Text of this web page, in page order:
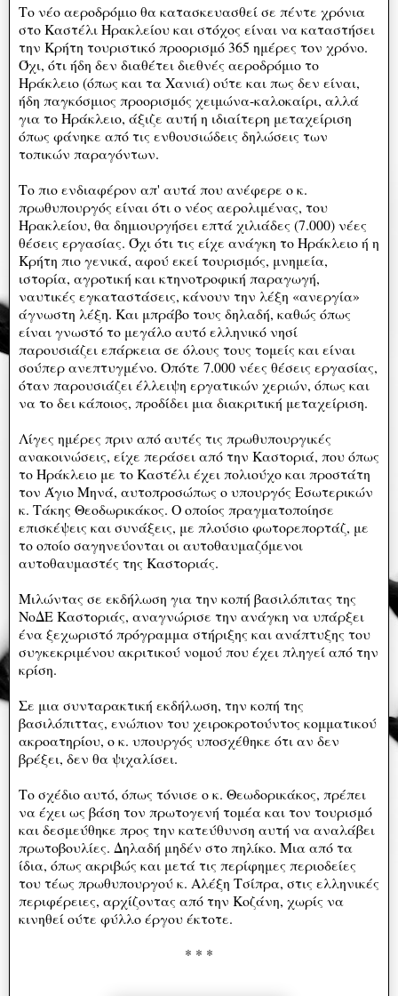
Το νέο αεροδρόμιο θα κατασκευασθεί σε πέντε χρόνια
στο Καστέλι Ηρακλείου και στόχος είναι να καταστήσει
την Κρήτη τουριστικό προορισμό 365 ημέρες τον χρόνο.
Όχι, ότι ήδη δεν διαθέτει διεθνές αεροδρόμιο το
Ηράκλειο (όπως και τα Χανιά) ούτε και πως δεν είναι,
ήδη παγκόσμιος προορισμός χειμώνα-καλοκαίρι, αλλά
για το Ηράκλειο, άξιζε αυτή η ιδιαίτερη μεταχείριση
όπως φάνηκε από τις ενθουσιώδεις δηλώσεις των
τοπικών παραγόντων.
Το πιο ενδιαφέρον απ' αυτά που ανέφερε ο κ.
πρωθυπουργός είναι ότι ο νέος αερολιμένας, του
Ηρακλείου, θα δημιουργήσει επτά χιλιάδες (7.000) νέες
θέσεις εργασίας. Όχι ότι τις είχε ανάγκη το Ηράκλειο ή η
Κρήτη πιο γενικά, αφού εκεί τουρισμός, μνημεία,
ιστορία, αγροτική και κτηνοτροφική παραγωγή,
ναυτικές εγκαταστάσεις, κάνουν την λέξη «ανεργία»
άγνωστη λέξη. Και μπράβο τους δηλαδή, καθώς όπως
είναι γνωστό το μεγάλο αυτό ελληνικό νησί
παρουσιάζει επάρκεια σε όλους τους τομείς και είναι
σούπερ ανεπτυγμένο. Οπότε 7.000 νέες θέσεις εργασίας,
όταν παρουσιάζει έλλειψη εργατικών χεριών, όπως και
να το δει κάποιος, προδίδει μια διακριτική μεταχείριση.
Λίγες ημέρες πριν από αυτές τις πρωθυπουργικές
ανακοινώσεις, είχε περάσει από την Καστοριά, που όπως
το Ηράκλειο με το Καστέλι έχει πολιούχο και προστάτη
τον Άγιο Μηνά, αυτοπροσώπως ο υπουργός Εσωτερικών
κ. Τάκης Θεοδωρικάκος. Ο οποίος πραγματοποίησε
επισκέψεις και συνάξεις, με πλούσιο φωτορεπορτάζ, με
το οποίο σαγηνεύονται οι αυτοθαυμαζόμενοι
αυτοθαυμαστές της Καστοριάς.
Μιλώντας σε εκδήλωση για την κοπή βασιλόπιτας της
ΝοΔΕ Καστοριάς, αναγνώρισε την ανάγκη να υπάρξει
ένα ξεχωριστό πρόγραμμα στήριξης και ανάπτυξης του
συγκεκριμένου ακριτικού νομού που έχει πληγεί από την
κρίση.
Σε μια συνταρακτική εκδήλωση, την κοπή της
βασιλόπιττας, ενώπιον του χειροκροτούντος κομματικού
ακροατηρίου, ο κ. υπουργός υποσχέθηκε ότι αν δεν
βρέξει, δεν θα ψιχαλίσει.
Το σχέδιο αυτό, όπως τόνισε ο κ. Θεωδορικάκος, πρέπει
να έχει ως βάση τον πρωτογενή τομέα και τον τουρισμό
και δεσμεύθηκε προς την κατεύθυνση αυτή να αναλάβει
πρωτοβουλίες. Δηλαδή μηδέν στο πηλίκο. Μια από τα
ίδια, όπως ακριβώς και μετά τις περίφημες περιοδείες
του τέως πρωθυπουργού κ. Αλέξη Τσίπρα, στις ελληνικές
περιφέρειες, αρχίζοντας από την Κοζάνη, χωρίς να
κινηθεί ούτε φύλλο έργου έκτοτε.
* * *